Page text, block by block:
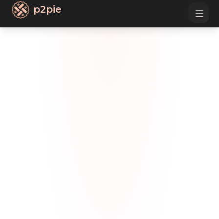
p2pie